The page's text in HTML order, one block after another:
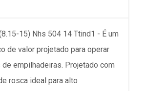
15) Nhs 504 14 Ttind1 - É um
de valor projetado para operar
empilhadeiras. Projetado com
rosca ideal para alto